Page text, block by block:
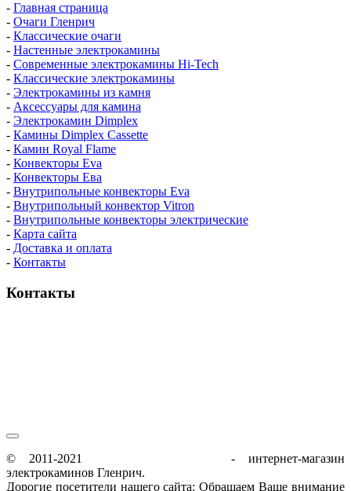
- Главная страница
- Очаги Гленрич
- Классические очаги
- Настенные электрокамины
- Современные электрокамины Hi-Tech
- Классические электрокамины
- Электрокамины из камня
- Аксессуары для камина
- Электрокамин Dimplex
- Камины Dimplex Cassette
- Камин Royal Flame
- Конвекторы Eva
- Конвекторы Ева
- Внутрипольные конвекторы Eva
- Внутрипольный конвектор Vitron
- Внутрипольные конвекторы электрические
- Карта сайта
- Доставка и оплата
- Контакты
Контакты
© 2011-2021
- интернет-магазин
электрокаминов Гленрич.
Дорогие посетители нашего сайта: Обращаем Ваше внимание